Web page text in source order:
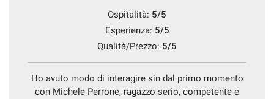
Ospitalità: 5/5
Esperienza: 5/5
Qualità/Prezzo: 5/5
Ho avuto modo di interagire sin dal primo momento
con Michele Perrone, ragazzo serio, competente e